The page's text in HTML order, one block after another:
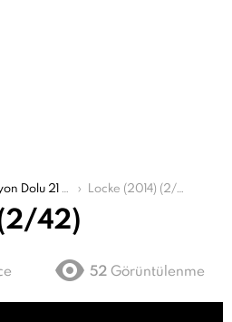
21 Araba Filmi Locke (2014) (2/42)
42)
52 Görüntülenme